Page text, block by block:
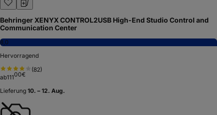
Behringer XENYX CONTROL2USB High-End Studio Control and
Communication Center
8,0
Hervorragend
(82)
ab11100€
Lieferung 10. – 12. Aug.